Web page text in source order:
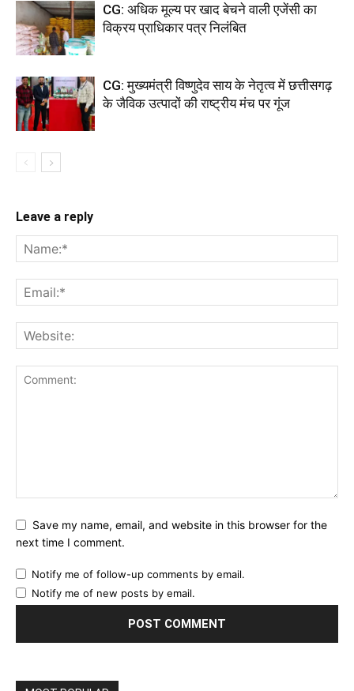
CG: अधिक मूल्य पर खाद बेचने वाली एजेंसी का
विक्रय प्राधिकार पत्र निलंबित
CG: मुख्यमंत्री विष्णुदेव साय के नेतृत्व में छत्तीसगढ़
के जैविक उत्पादों की राष्ट्रीय मंच पर गूंज
Leave a reply
Save my name, email, and website in this browser for the
next time I comment.
Notify me of follow-up comments by email.
Notify me of new posts by email.